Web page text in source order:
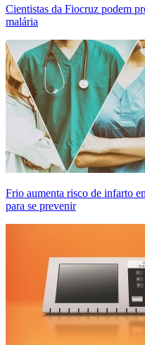
Cientistas da Fiocruz podem
malária
Frio aumenta risco de infarto
para se prevenir